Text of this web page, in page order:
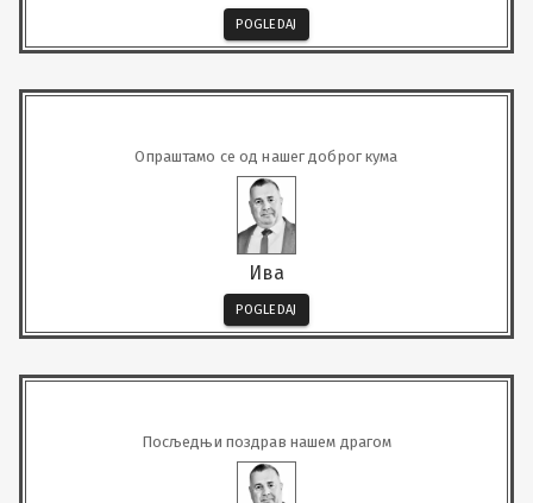
POGLEDAJ
Опраштамо се од нашег доброг кума
Ива
POGLEDAJ
Посљедњи поздрав нашем драгом